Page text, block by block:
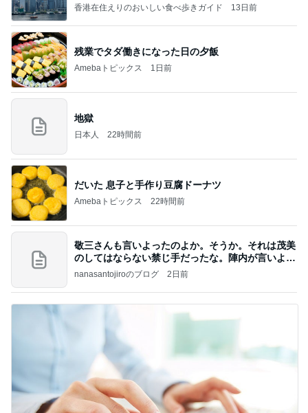
香港在住えりのおいしい食べ歩きガイド 13日前
残業でタダ働きになった日の夕飯
Amebaトピックス 1日前
地獄
日本人 22時間前
だいた 息子と手作り豆腐ドーナツ
Amebaトピックス 22時間前
敬三さんも言いよったのよか。そうか。それは茂美
のしてはならない禁じ手だったな。陣内が言いよる
のよ
nanasantojiroのブログ 2日前